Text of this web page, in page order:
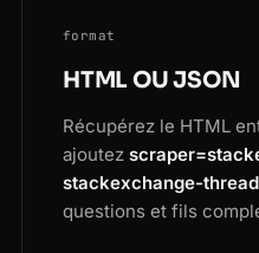
format
HTML OU JSON
Récupérez le HTML
ajoutez
stackexchange-thread
questions et fils